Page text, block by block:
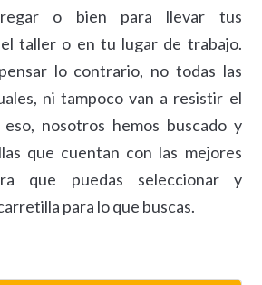
o bien para llevar tus
taller o en tu lugar de trabajo.
lo contrario, no todas las
ni tampoco van a resistir el
nosotros hemos buscado y
que cuentan con las mejores
que puedas seleccionar y
para lo que buscas.